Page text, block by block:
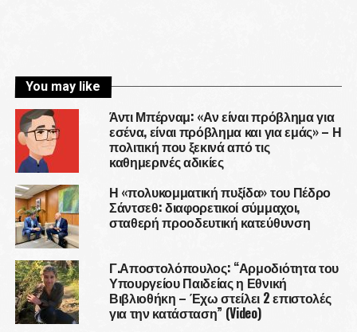
You may like
Άντι Μπέρναμ: «Αν είναι πρόβλημα για
εσένα, είναι πρόβλημα και για εμάς» – Η
πολιτική που ξεκινά από τις
καθημερινές αδικίες
Η «πολυκομματική πυξίδα» του Πέδρο
Σάντσεθ: διαφορετικοί σύμμαχοι,
σταθερή προοδευτική κατεύθυνση
Γ.Αποστολόπουλος: “Αρμοδιότητα του
Υπουργείου Παιδείας η Εθνική
Βιβλιοθήκη – Έχω στείλει 2 επιστολές
για την κατάσταση” (Video)